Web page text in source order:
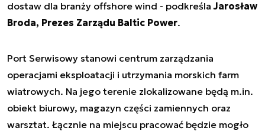
dostaw dla branży offshore wind - podkreślaJarosław
Broda, Prezes Zarządu Baltic Power.
Port Serwisowy stanowi centrum zarządzania
operacjami eksploatacji i utrzymania morskich farm
wiatrowych. Na jego terenie zlokalizowane będą m.in.
obiekt biurowy, magazyn części zamiennych oraz
warsztat. Łącznie na miejscu pracować będzie mogło